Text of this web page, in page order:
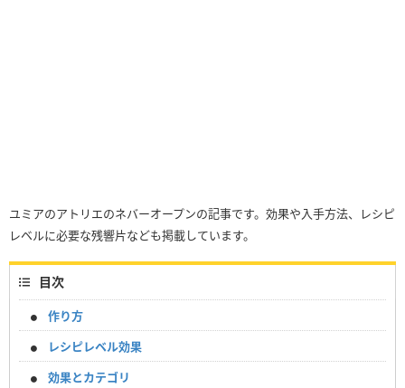
ユミアのアトリエのネバーオープンの記事です。効果や入手方法、レシピ
レベルに必要な残響片なども掲載しています。
目次
作り方
レシピレベル効果
効果とカテゴリ